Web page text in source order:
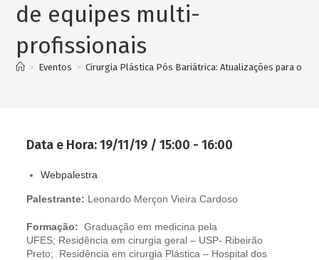
de equipes multi-
profissionais
> Eventos > Cirurgia Plástica Pós Bariátrica: Atualizações para o
Data e Hora:19/11/19 / 15:00 - 16:00
Webpalestra
Palestrante: Leonardo Merçon Vieira Cardoso
Formação:Graduação em medicina pela
UFES; Residência em cirurgia geral – USP- Ribeirão
Preto; Residência em cirurgia Plástica – Hospital dos